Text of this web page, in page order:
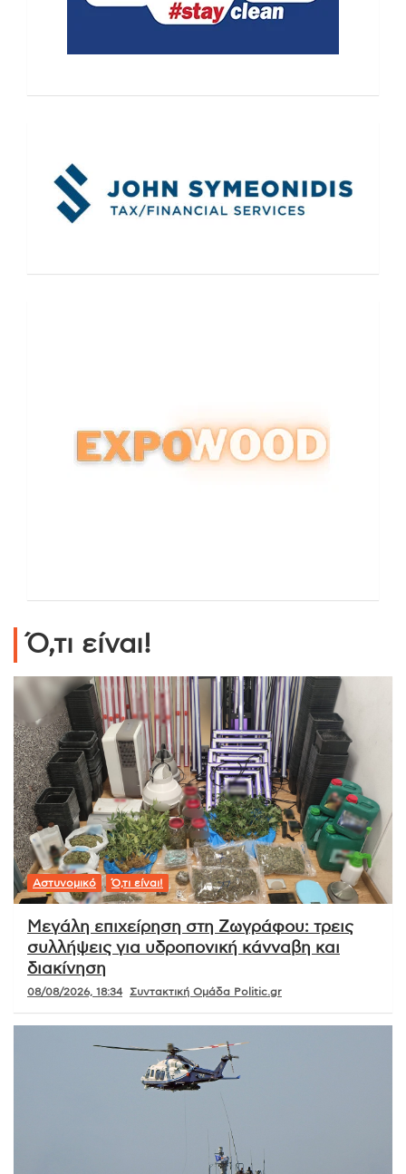
Ό,τι είναι!
Αστυνομικό Ό,τι είναι!
Μεγάλη επιχείρηση στη Ζωγράφου: τρεις
συλλήψεις για υδροπονική κάνναβη και
διακίνηση
08/08/2026, 18:34 Συντακτική Ομάδα Politic.gr